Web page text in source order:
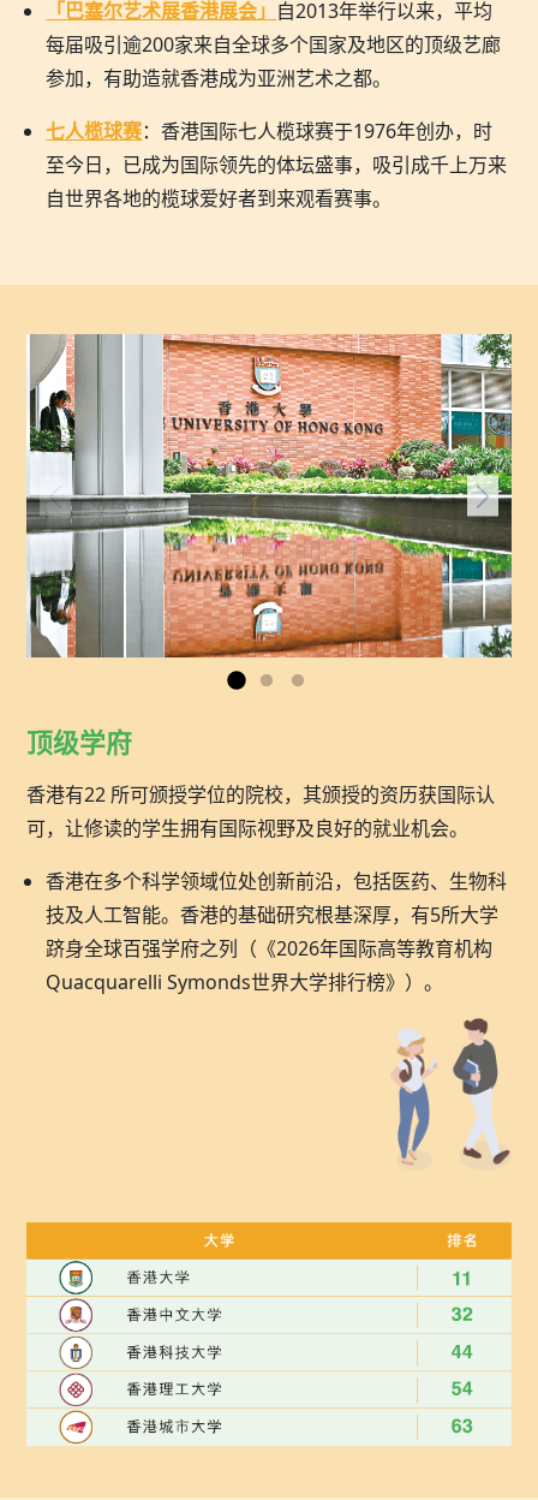
「巴塞尔艺术展香港展会」 自2013年举行以来，平均
每届吸引逾200家来自全球多个国家及地区的顶级艺廊
参加，有助造就香港成为亚洲艺术之都。
七人榄球赛：香港国际七人榄球赛于1976年创办，时
至今日，已成为国际领先的体坛盛事，吸引成千上万来
自世界各地的榄球爱好者到来观看赛事。
顶级学府
香港有22 所可颁授学位的院校，其颁授的资历获国际认
可，让修读的学生拥有国际视野及良好的就业机会。
香港在多个科学领域位处创新前沿，包括医药、生物科
技及人工智能。香港的基础研究根基深厚，有5所大学
跻身全球百强学府之列（《2026年国际高等教育机构
Quacquarelli Symonds世界大学排行榜》）。